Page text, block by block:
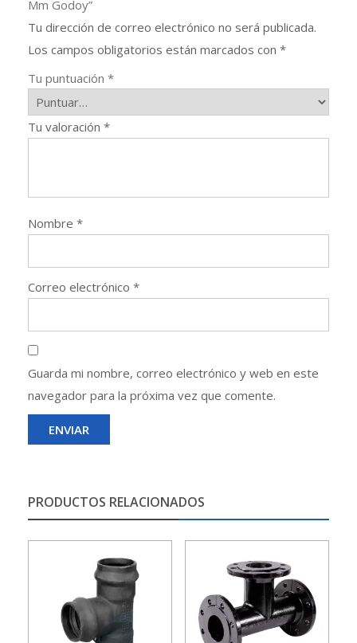
Mm Godoy”
Tu dirección de correo electrónico no será publicada.
Los campos obligatorios están marcados con *
Tu puntuación *
Tu valoración *
Nombre *
Correo electrónico *
Guarda mi nombre, correo electrónico y web en este
navegador para la próxima vez que comente.
PRODUCTOS RELACIONADOS